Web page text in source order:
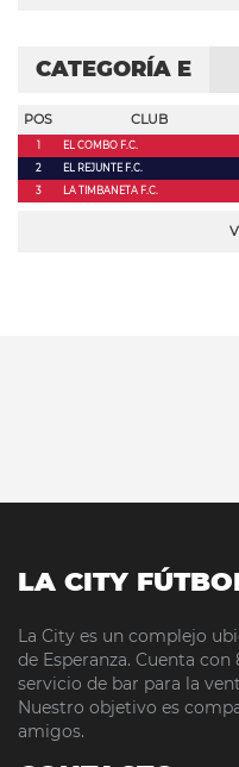
CATEGORÍA E
POS CLUB
1 EL COMBO F.C.
2
EL REJUNTE F.C.
3
LA TIMBANETA F.C.
LA CITY
La City es un complejo
de Esperanza. Cuenta
servicio de bar para la
Nuestro objetivo es
amigos.